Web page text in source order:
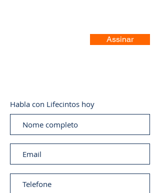
Assinar
Habla con Lifecintos hoy